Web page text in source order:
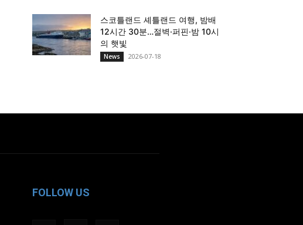
스코틀랜드 셰틀랜드 여행, 밤배
12시간 30분…절벽·퍼핀·밤 10시
의 햇빛
News 2026-07-18
FOLLOW US